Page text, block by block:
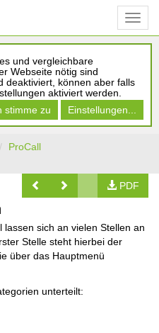
und vergleichbare
Webseite nötig sind
deaktiviert, können aber falls
aktiviert werden.
stimme zu
Einstellungen...
ProCall
PDF
sich an vielen Stellen an
Stelle steht hierbei der
über das Hauptmenü
unterteilt: